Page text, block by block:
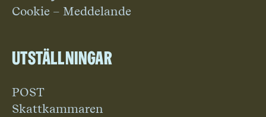
Cookie – Meddelande
Utställningar
POST
Skattkammaren